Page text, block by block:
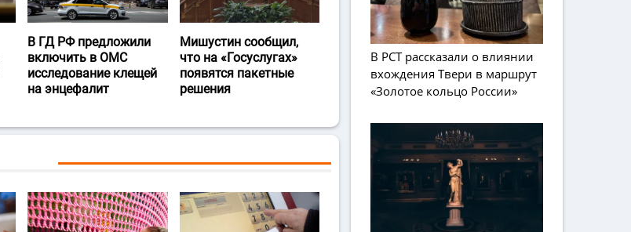
В ГД РФ предложили
включить в ОМС
исследование клещей
на энцефалит
Мишустин сообщил,
что на «Госуслугах»
появятся пакетные
решения
В РСТ рассказали о влиянии
вхождения Твери в маршрут
«Золотое кольцо России»